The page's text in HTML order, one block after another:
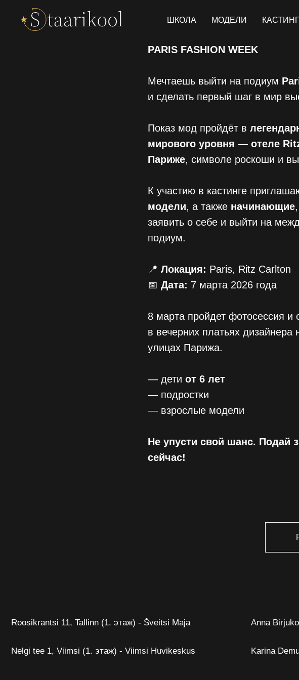
ШКОЛА МОДЕЛИ
PARIS FASHION WEEK
Мечтаешь выйти на подиум
и сделать первый шаг в мир
Показ мод пройдёт в
мирового уровня — отеле
Париже, символе роскоши и
К участию в кастинге
модели, а также начинающие
заявить о себе и выйти на
подиум.
📍 Локация: Paris, Ritz Carlton
📅 Дата: 7 марта 2026 года
8 марта пройдет фотосессия и
в вечерних платьях дизайнера
улицах Парижа.
— дети от 6 лет
— подростки
— взрослые модели
Не упусти свой шанс. Подай
сейчас!
У меня